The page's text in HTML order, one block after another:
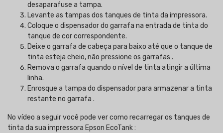
desaparafuse a tampa.
Levante as tampas dos tanques de tinta da impressora.
Coloque o dispensador do garrafa na entrada de tinta do
tanque de cor correspondente.
Deixe o garrafa de cabeça para baixo até que o tanque de
tinta esteja cheio, não pressione os garrafas .
Remova o garrafa quando o nível de tinta atingir a última
linha.
Enrosque a tampa do dispensador para armazenar a tinta
restante no garrafa .
No vídeo a seguir você pode ver como recarregar os tanques de
tinta da sua impressora Epson EcoTank :